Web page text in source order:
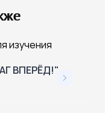
изучения
ВПЕРЁД!"